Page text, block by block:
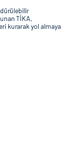
TİKA,
kurarak yol almaya